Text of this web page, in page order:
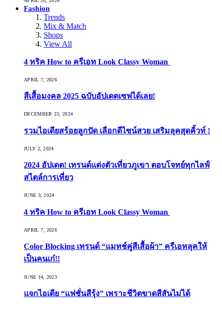
Fashion
Trends
Mix & Match
Shops
View All
4 ทริค How to ครีเอท Look Classy Woman
APRIL 7, 2026
สีเสื้อมงคล 2025 ฉบับอัปเดตเซฟได้เลย!
DECEMBER 23, 2024
รวมไอเดียสร้อยลูกปัด เลือกดีไซน์สวย เสริมลุคสุดคิ้วท์ !
JULY 2, 2024
2024 อัปเดต! เทรนด์แต่งตัวเที่ยวภูเขา ตอบโจทย์ทุกไลฟ์
สไตล์การเที่ยว
JUNE 3, 2024
4 ทริค How to ครีเอท Look Classy Woman
APRIL 7, 2026
Color Blocking เทรนด์ “แมทช์คู่สีเสื้อผ้า” ครีเอทลุคให้
เป็นคนเก๋!!
JUNE 14, 2023
แจกไอเดีย “แฟชั่นสีรุ้ง” เพราะชีวิตขาดสีสันไม่ได้